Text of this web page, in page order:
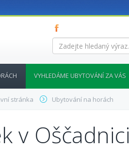
Zadejte
hledaný
VYHLEDÁME UBYTOVÁNÍ ZA VÁS
stránka Ubytování na horách
v Oščadnici